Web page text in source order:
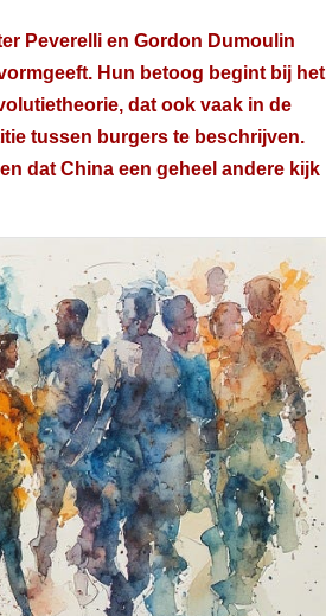
Peverelli en Gordon Dumoulin
Hun betoog begint bij het
dat ook vaak in de
tussen burgers te beschrijven.
dat China een geheel andere kijk